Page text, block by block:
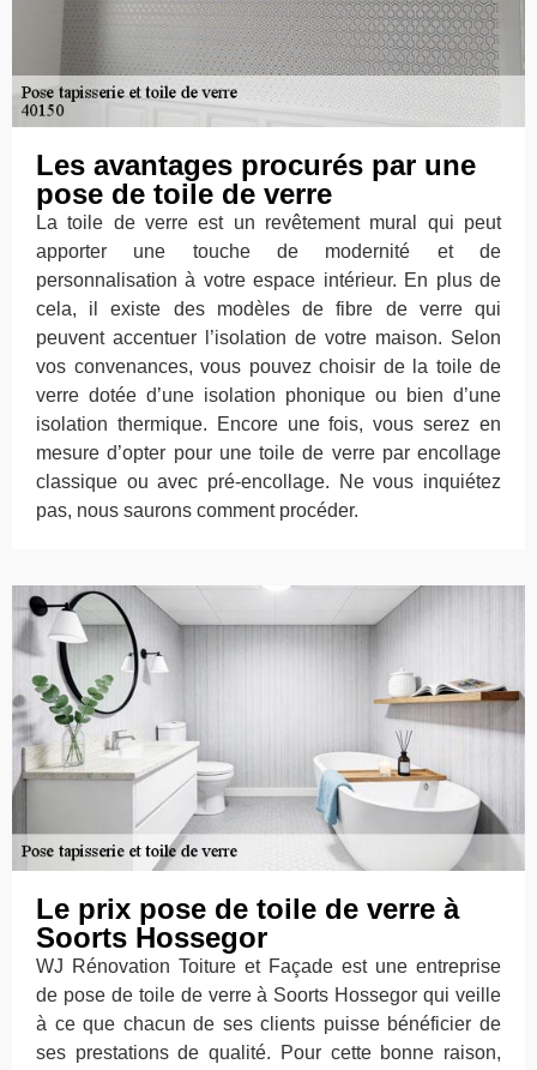
Les avantages procurés par une
pose de toile de verre
La toile de verre est un revêtement mural qui peut
apporter une touche de modernité et de
personnalisation à votre espace intérieur. En plus de
cela, il existe des modèles de fibre de verre qui
peuvent accentuer l’isolation de votre maison. Selon
vos convenances, vous pouvez choisir de la toile de
verre dotée d’une isolation phonique ou bien d’une
isolation thermique. Encore une fois, vous serez en
mesure d’opter pour une toile de verre par encollage
classique ou avec pré-encollage. Ne vous inquiétez
pas, nous saurons comment procéder.
Le prix pose de toile de verre à
Soorts Hossegor
WJ Rénovation Toiture et Façade est une entreprise
de pose de toile de verre à Soorts Hossegor qui veille
à ce que chacun de ses clients puisse bénéficier de
ses prestations de qualité. Pour cette bonne raison,